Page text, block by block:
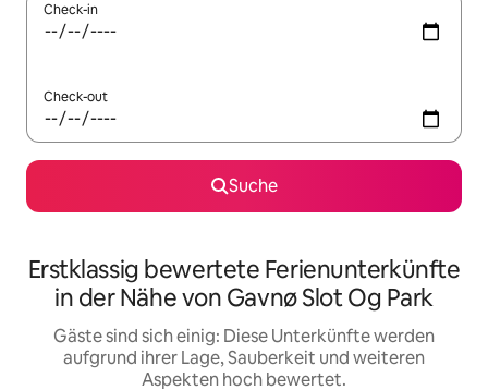
Check-in
Check-out
Suche
Erstklassig bewertete Ferienunterkünfte
in der Nähe von Gavnø Slot Og Park
Gäste sind sich einig: Diese Unterkünfte werden
aufgrund ihrer Lage, Sauberkeit und weiteren
Aspekten hoch bewertet.